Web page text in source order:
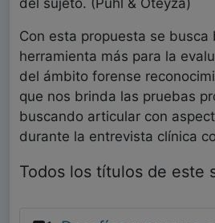
Con esta propuesta se busca
herramienta más para la
del ámbito forense
que nos brinda las pruebas
buscando articular con
durante la entrevista clínica
Todos los títulos de este